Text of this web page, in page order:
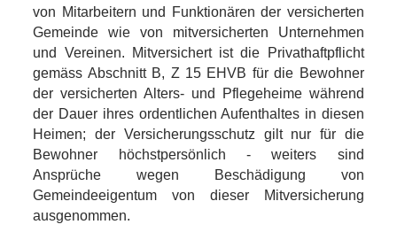
von Mitarbeitern und Funktionären der versicherten
Gemeinde wie von mitversicherten Unternehmen
und Vereinen. Mitversichert ist die Privathaftpflicht
gemäss Abschnitt B, Z 15 EHVB für die Bewohner
der versicherten Alters- und Pflegeheime während
der Dauer ihres ordentlichen Aufenthaltes in diesen
Heimen; der Versicherungsschutz gilt nur für die
Bewohner höchstpersönlich - weiters sind
Ansprüche wegen Beschädigung von
Gemeindeeigentum von dieser Mitversicherung
ausgenommen.